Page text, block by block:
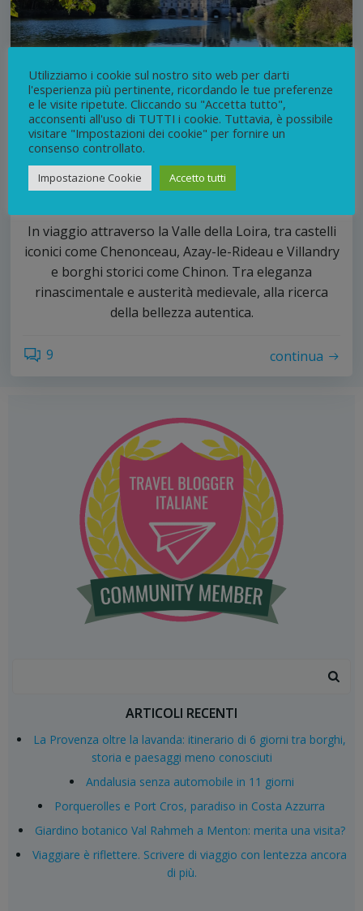
di Veronica Pesce
Aprile 6, 2025
Un itinerario tra i castelli della
Loira: storia, bellezza e giardini
In viaggio attraverso la Valle della Loira, tra castelli
iconici come Chenonceau, Azay-le-Rideau e Villandry
e borghi storici come Chinon. Tra eleganza
rinascimentale e austerità medievale, alla ricerca
della bellezza autentica.
9 continua
ARTICOLI RECENTI
La Provenza oltre la lavanda: itinerario di 6 giorni tra borghi,
storia e paesaggi meno conosciuti
Andalusia senza automobile in 11 giorni
Porquerolles e Port Cros, paradiso in Costa Azzurra
Giardino botanico Val Rahmeh a Menton: merita una visita?
Viaggiare è riflettere. Scrivere di viaggio con lentezza ancora
di più.
Utilizziamo i cookie sul nostro sito web per darti
l'esperienza più pertinente, ricordando le tue preferenze
e le visite ripetute. Cliccando su "Accetta tutto",
acconsenti all'uso di TUTTI i cookie. Tuttavia, è possibile
visitare "Impostazioni dei cookie" per fornire un
consenso controllato.
Impostazione Cookie Accetto tutti